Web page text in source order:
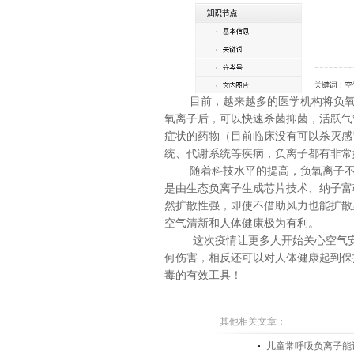
目前，越来越多的医学机构将负氧
氧离子后，可以快速杀菌抑菌，活跃
症状的药物（目前临床没有可以杀灭
统、代谢系统等疾病，负离子都有非
随着科技水平的提高，负氧离子不
是由生态负离子生成芯片技术、纳子
然扩散性强，即使不借助风力也能扩
空气清新和人体健康极为有利。
这次疫情让更多人开始关心空气安
何伤害，相反还可以对人体健康起到
毒的有效工具！
其他相关文章：
儿童常呼吸负离子